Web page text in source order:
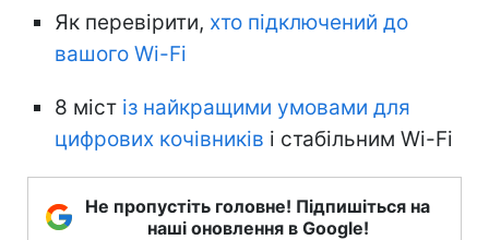
Як перевірити, хто підключений до
вашого Wi-Fi
8 міст із найкращими умовами для
цифрових кочівників і стабільним Wi-Fi
Не пропустіть головне! Підпишіться на
наші оновлення в Google!